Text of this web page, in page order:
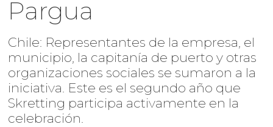
Pargua
Chile: Representantes de la empresa, el
municipio, la capitanía de puerto y otras
organizaciones sociales se sumaron a la
iniciativa. Este es el segundo año que
Skretting participa activamente en la
celebración.